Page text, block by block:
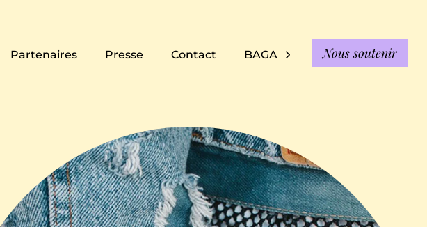
Partenaires Presse Contact BAGA Nous soutenir